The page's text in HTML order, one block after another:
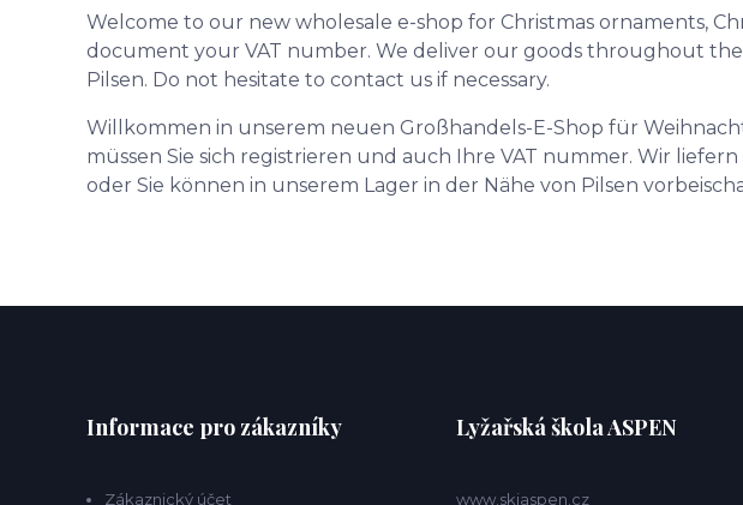
Welcome to our new wholesale e-shop for Christmas ornaments,
document your VAT number. We deliver our goods throughout
Pilsen. Do not hesitate to contact us if necessary.
Willkommen in unserem neuen Großhandels-E-Shop für
müssen Sie sich registrieren und auch Ihre VAT nummer. Wir
oder Sie können in unserem Lager in der Nähe von Pilsen
Informace pro zákazníky
Zákaznický účet
Lyžařská škola ASPEN
www.skiaspen.cz